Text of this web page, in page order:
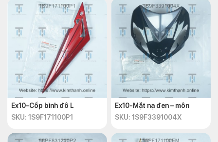
Ex10-Cốp bình đô L
SKU: 1S9F171100P1
Ex10-Mặt nạ đen – môn
SKU: 1S9F3391004X